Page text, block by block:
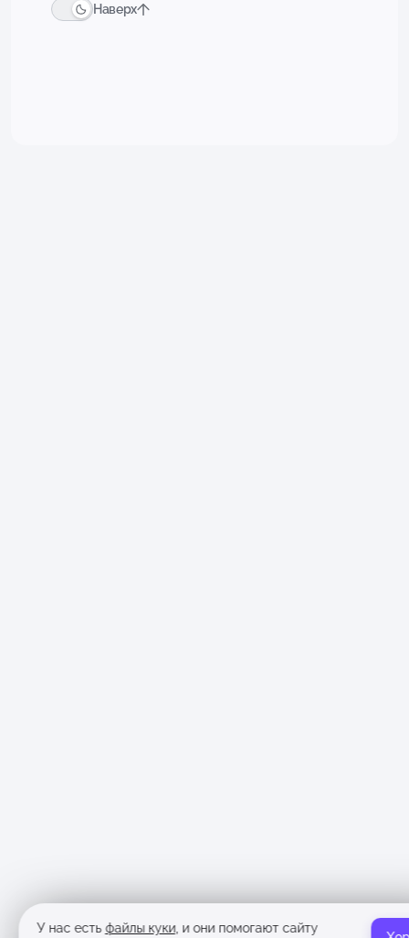
Наверх
У нас естьфайлы куки, и они помогают сайту